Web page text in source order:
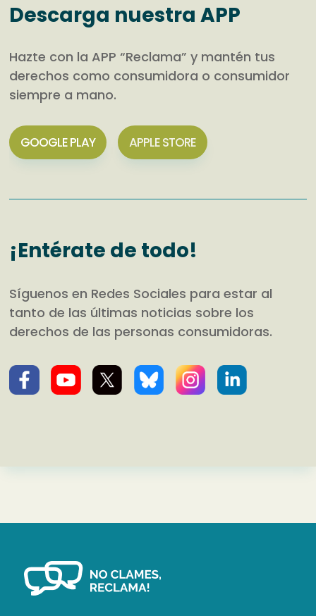
Descarga nuestra APP
Hazte con la APP “Reclama” y mantén tus
derechos como consumidora o consumidor
siempre a mano.
GOOGLE PLAY APPLE STORE
¡Entérate de todo!
Síguenos en Redes Sociales para estar al
tanto de las últimas noticias sobre los
derechos de las personas consumidoras.